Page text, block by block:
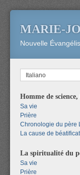
MARIE-
Nouvelle
Italiano
Homme de
Sa vie
Prière
Chronologie du père
La cause de
La spiritualité du
Sa vie
Prière